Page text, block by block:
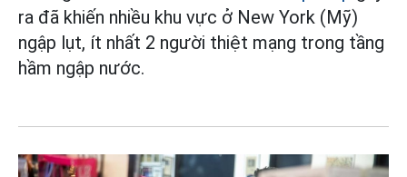
ra đã khiến nhiều khu vực ở New York (Mỹ)
ngập lụt, ít nhất 2 người thiệt mạng trong tầng
hầm ngập nước.